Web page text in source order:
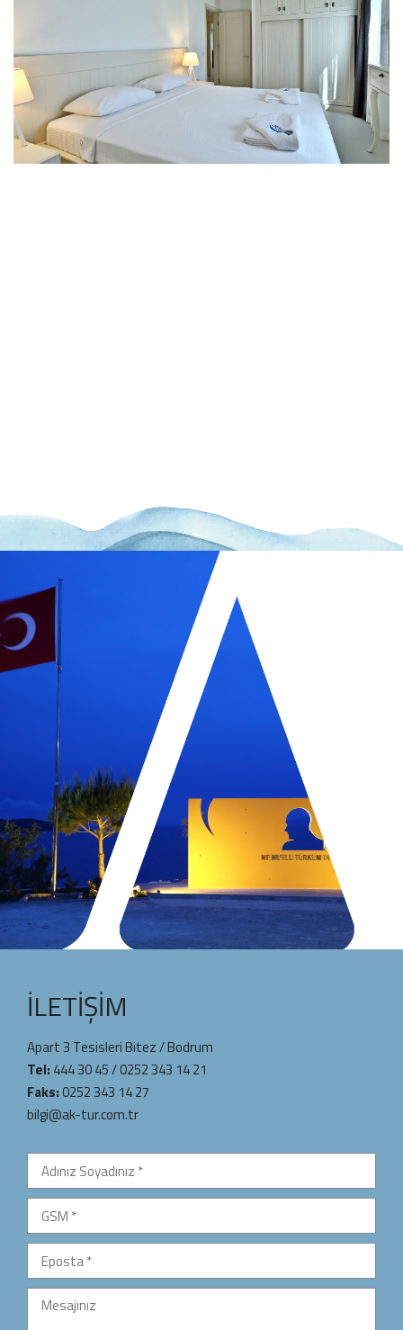
İLETIŞIM
Apart 3 Tesisleri Bitez / Bodrum
Tel: 444 30 45/0252 343 14 21
Faks:0252 343 14 27
bilgi@ak-tur.com.tr